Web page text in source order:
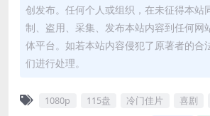
创发布。任何个人或组织，在未征得本站
制、盗用、采集、发布本站内容到任何网
体平台。如若本站内容侵犯了原著者的合
们进行处理。
1080p 115盘 冷门佳片 喜剧